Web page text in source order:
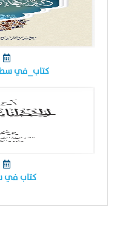
كتاب_في سطور_٢٧٢ الدعاء
كتاب في